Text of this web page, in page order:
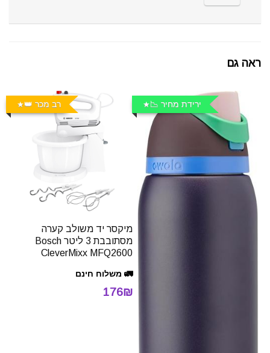
ראה גם
ירידת מחיר 📉 רב מכר 👑
מיקסר יד משולב קערה
מסתובבת 3 ליטר Bosch
CleverMixx MFQ2600
🚛 משלוח חינם
176₪